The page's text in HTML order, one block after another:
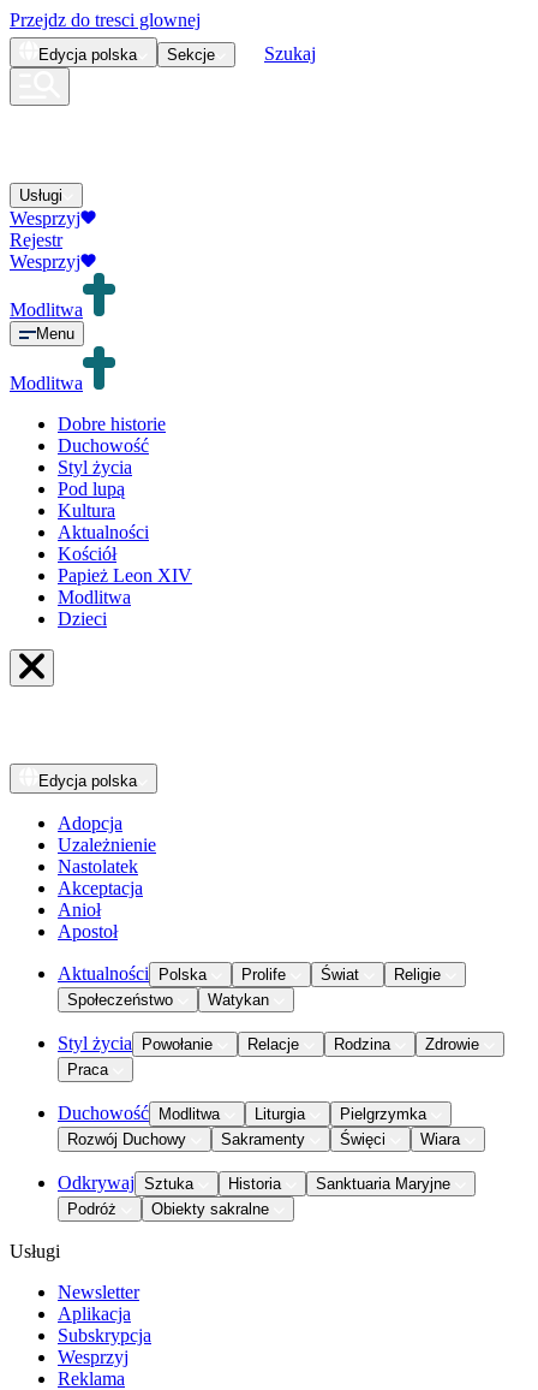
Przejdz do tresci glownej
Edycja polska Sekcje Szukaj
Usługi
Wesprzyj
Rejestr
Wesprzyj
Modlitwa
Menu
Modlitwa
Dobre historie
Duchowość
Styl życia
Pod lupą
Kultura
Aktualności
Kościół
Papież Leon XIV
Modlitwa
Dzieci
Edycja polska
Adopcja
Uzależnienie
Nastolatek
Akceptacja
Anioł
Apostoł
Aktualności Polska Prolife Świat
Religie
Społeczeństwo
Watykan
Styl życia Powołanie Relacje Rodzina
Zdrowie
Praca
Duchowość Modlitwa Liturgia
Pielgrzymka
Rozwój Duchowy
Sakramenty Święci Wiara
Odkrywaj Sztuka Historia
Sanktuaria Maryjne
Podróż
Obiekty sakralne
Usługi
Newsletter
Aplikacja
Subskrypcja
Wesprzyj
Reklama